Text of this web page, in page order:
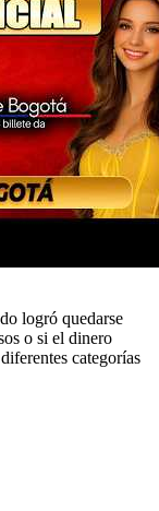
logró quedarse
o si el dinero
categorías